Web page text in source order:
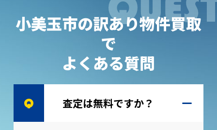
小美玉市の訳あり物件買取
で
よくある質問
査定は無料ですか？